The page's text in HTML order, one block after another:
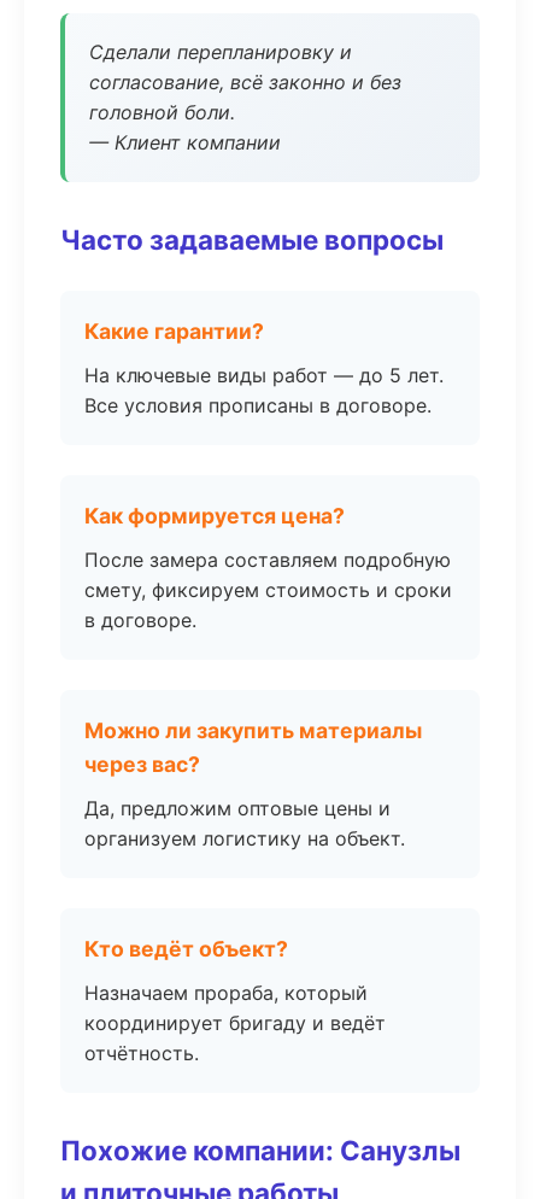
Сделали перепланировку и
согласование, всё законно и без
головной боли.
— Клиент компании
Часто задаваемые вопросы
Какие гарантии?
На ключевые виды работ — до 5 лет.
Все условия прописаны в договоре.
Как формируется цена?
После замера составляем подробную
смету, фиксируем стоимость и сроки
в договоре.
Можно ли закупить материалы
через вас?
Да, предложим оптовые цены и
организуем логистику на объект.
Кто ведёт объект?
Назначаем прораба, который
координирует бригаду и ведёт
отчётность.
Похожие компании: Санузлы
и плиточные работы